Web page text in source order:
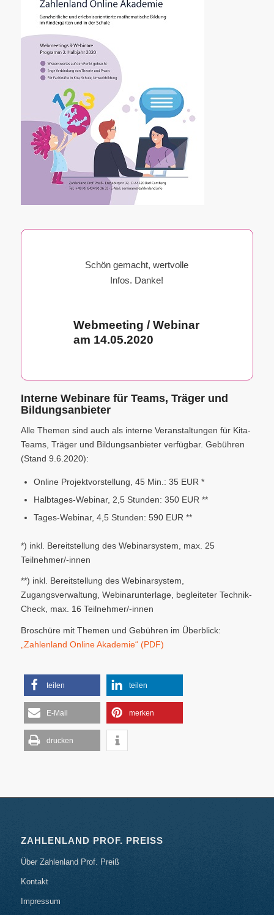
Schön gemacht, wertvolle
Infos. Danke!
Webmeeting / Webinar
am 14.05.2020
Interne Webinare für Teams, Träger und
Bildungsanbieter
Alle Themen sind auch als interne Veranstaltungen für Kita-
Teams, Träger und Bildungsanbieter verfügbar. Gebühren
(Stand 9.6.2020):
Online Projektvorstellung, 45 Min.: 35 EUR *
Halbtages-Webinar, 2,5 Stunden: 350 EUR **
Tages-Webinar, 4,5 Stunden: 590 EUR **
*) inkl. Bereitstellung des Webinarsystem, max. 25
Teilnehmer/-innen
**) inkl. Bereitstellung des Webinarsystem,
Zugangsverwaltung, Webinarunterlage, begleiteter Technik-
Check, max. 16 Teilnehmer/-innen
Broschüre mit Themen und Gebühren im Überblick:
„Zahlenland Online Akademie“ (PDF)
teilen teilen
E-Mail merken
drucken
ZAHLENLAND PROF. PREISS
Über Zahlenland Prof. Preiß
Kontakt
Impressum